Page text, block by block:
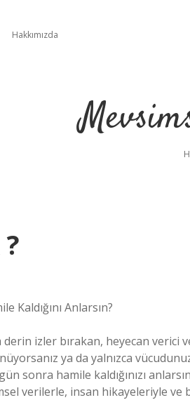
Hakkımızda
Kaldığını Anlarsın?
derin izler bırakan, heyecan
ya da yalnızca
sonra hamile kaldığınızı
verilerle, insan hikayeleriyle